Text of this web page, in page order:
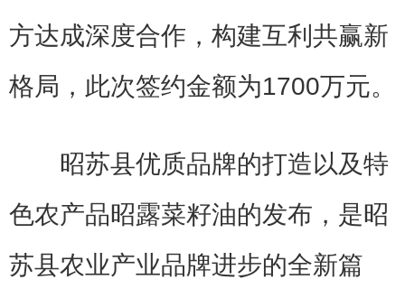
方达成深度合作，构建互利共赢新
格局，此次签约金额为1700万元。
昭苏县优质品牌的打造以及特
色农产品昭露菜籽油的发布，是昭
苏县农业产业品牌进步的全新篇